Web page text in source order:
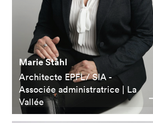
Marie Ståhl
Architecte EPFL/ SIA -
Associée administratrice | La
Vallée